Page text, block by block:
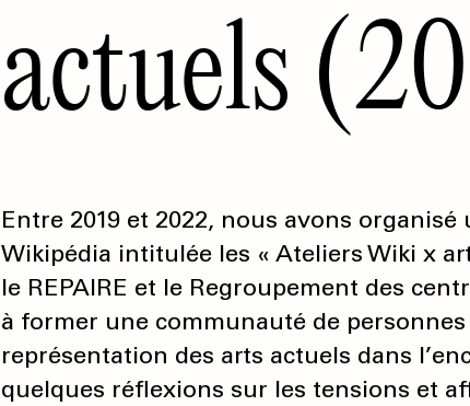
actuels
Entre 2019 et 2022, nous avons
Wikipédia intitulée les « Ateliers Wiki x
le REPAIRE et le Regroupement des
à former une communauté de
représentation des arts actuels dans
quelques réflexions sur les tensions et